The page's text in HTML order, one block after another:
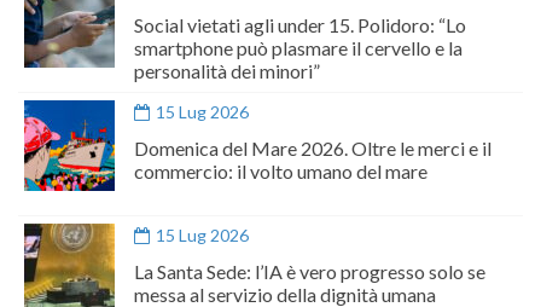
Social vietati agli under 15. Polidoro: “Lo
smartphone può plasmare il cervello e la
personalità dei minori”
15 Lug 2026
Domenica del Mare 2026. Oltre le merci e il
commercio: il volto umano del mare
15 Lug 2026
La Santa Sede: l’IA è vero progresso solo se
messa al servizio della dignità umana